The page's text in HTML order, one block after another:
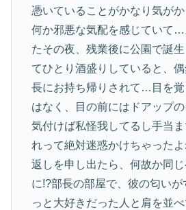
憑いていることがかなり気が
何か邪悪な気配を感じていて
たその夜、残業後に公園で誕
てひとり酒盛りしていると、
長にお持ち帰りされて…目を
はなく、目の前にはドアップ
気付けば私怪我してるし手当
れって絶対迷惑かけちゃった
返しを申し出たら、何故か同
に!?部長の部屋で、彼の匂い
っと大好きだった人と肩を並